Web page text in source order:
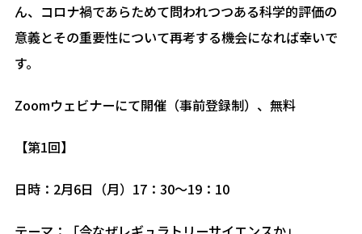
ん、コロナ禍であらためて問われつつある科学的評価の
意義とその重要性について再考する機会になれば幸いで
す。
Zoomウェビナーにて開催（事前登録制）、無料
【第1回】
日時：2月6日（月）17：30～19：10